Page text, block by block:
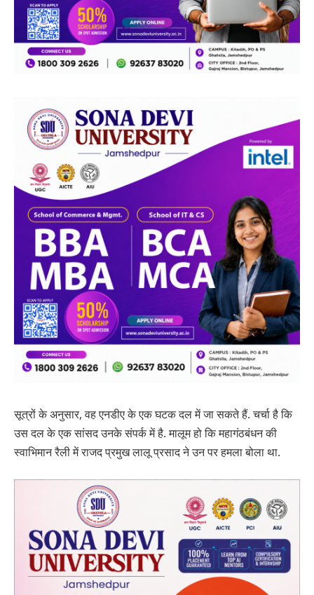
सूत्रों के अनुसार, वह एनडीए के एक घटक दल में जा सकते हैं. चर्चा है कि
उस दल के एक सांसद उनके संपर्क में है. मालूम हो कि महागंठबंधन की
स्वाभिमान रैली में राजद प्रमुख लालू प्रसाद ने उन पर हमला बोला था.